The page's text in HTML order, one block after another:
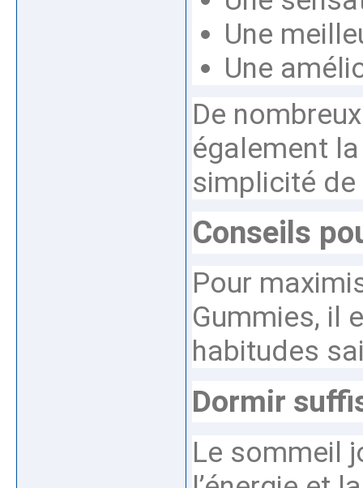
Une
Une
De
également
simplicité
Conseils
Pour
Gummies, il
habitudes
Dormir
Le sommeil